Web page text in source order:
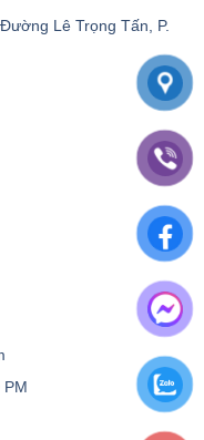
Lê Trọng Tấn, P.